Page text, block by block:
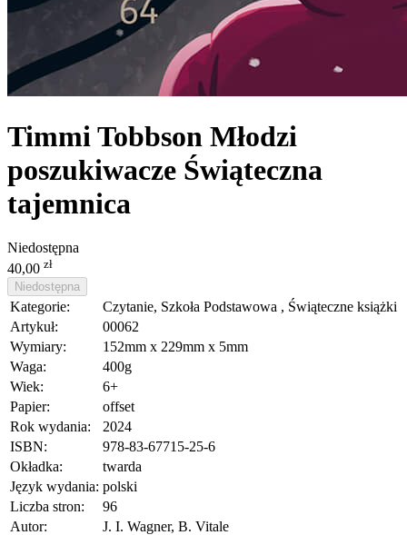
Timmi Tobbson Młodzi
poszukiwacze Świąteczna
tajemnica
Niedostępna
40,00 zł
Niedostępna
Kategorie:
Czytanie, Szkoła Podstawowa , Świąteczne książki
Artykuł:
00062
Wymiary:
152mm x 229mm x 5mm
Waga:
400g
Wiek:
6+
Papier:
offset
Rok wydania:
2024
ISBN:
978-83-67715-25-6
Okładka:
twarda
Język wydania: polski
Liczba stron:
96
Autor:
J. I. Wagner, B. Vitale